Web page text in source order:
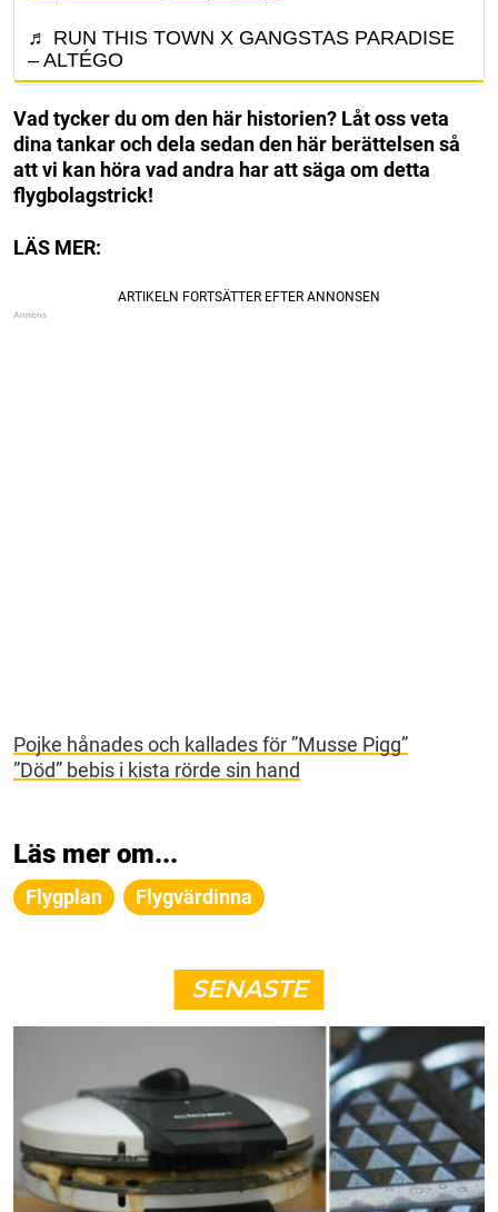
♬ RUN THIS TOWN X GANGSTAS PARADISE
– ALTÉGO
Vad tycker du om den här historien? Låt oss veta
dina tankar och dela sedan den här berättelsen så
att vi kan höra vad andra har att säga om detta
flygbolagstrick!
LÄS MER:
Pojke hånades och kallades för ”Musse Pigg”
”Död” bebis i kista rörde sin hand
Läs mer om...
Flygplan Flygvärdinna
SENASTE